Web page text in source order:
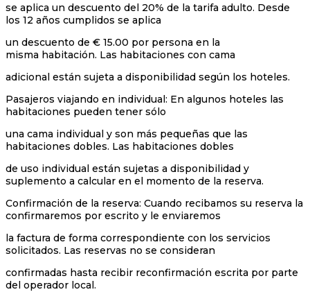
se aplica un descuento del 20% de la tarifa adulto. Desde
los 12 años cumplidos se aplica
un descuento de € 15.00 por persona en la
misma habitación. Las habitaciones con cama
adicional están sujeta a disponibilidad según los hoteles.
Pasajeros viajando en individual: En algunos hoteles las
habitaciones pueden tener sólo
una cama individual y son más pequeñas que las
habitaciones dobles. Las habitaciones dobles
de uso individual están sujetas a disponibilidad y
suplemento a calcular en el momento de la reserva.
Confirmación de la reserva: Cuando recibamos su reserva la
confirmaremos por escrito y le enviaremos
la factura de forma correspondiente con los servicios
solicitados. Las reservas no se consideran
confirmadas hasta recibir reconfirmación escrita por parte
del operador local.